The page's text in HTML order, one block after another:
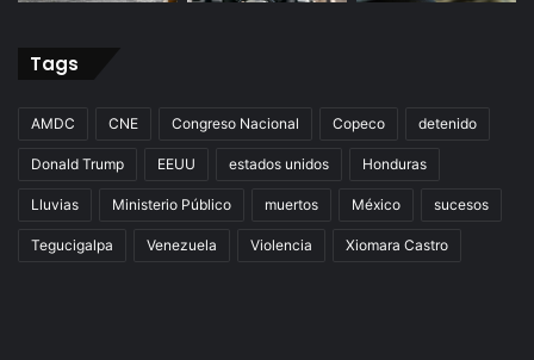
Tags
AMDC CNE Congreso Nacional Copeco detenido
Donald Trump EEUU estados unidos Honduras
Lluvias Ministerio Público muertos México sucesos
Tegucigalpa Venezuela Violencia Xiomara Castro